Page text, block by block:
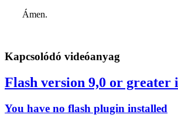
Ámen.
Kapcsolódó videóanyag
Flash version 9,0 or greater
You have no flash plugin installed